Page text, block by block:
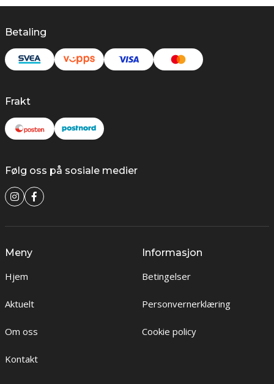
Betaling
Frakt
Følg oss på sosiale medier
Meny
Hjem
Aktuelt
Om oss
Kontakt
Informasjon
Betingelser
Personvernerklæring
Cookie policy